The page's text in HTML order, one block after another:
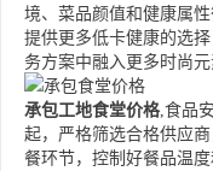
境、菜品颜值和健康属
提供更多低卡健康的选
务方案中融入更多时尚
承包工地食堂价格,食品
起，严格筛选合格供应
餐环节，控制好餐品温